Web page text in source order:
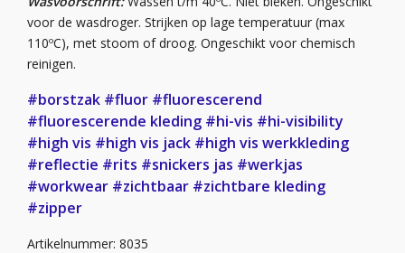
voor de wasdroger. Strijken op lage temperatuur (max
110ºC), met stoom of droog. Ongeschikt voor chemisch
reinigen.
#borstzak #fluor #fluorescerend
#fluorescerende kleding #hi-vis #hi-visibility
#high vis #high vis jack #high vis werkkleding
#reflectie #rits #snickers jas #werkjas
#workwear #zichtbaar #zichtbare kleding
#zipper
Artikelnummer: 8035